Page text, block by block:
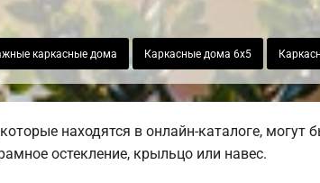
каркасные дома Каркасные дома 6х5
находятся в онлайн-каталоге,
остекление, крыльцо или навес.